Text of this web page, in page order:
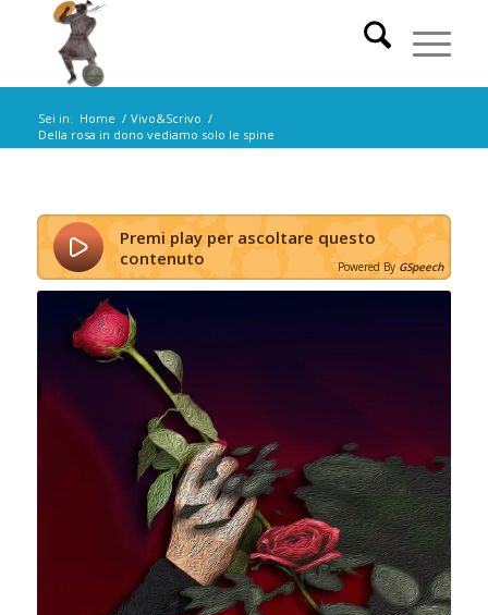
Sei in: Home / Vivo&Scrivo /
Della rosa in dono vediamo solo le spine
Premi play per ascoltare questo
contenuto
Powered By GSpeech